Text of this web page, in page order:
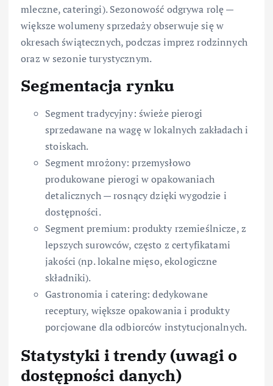
mleczne, cateringi). Sezonowość odgrywa rolę —
większe wolumeny sprzedaży obserwuje się w
okresach świątecznych, podczas imprez rodzinnych
oraz w sezonie turystycznym.
Segmentacja rynku
Segment tradycyjny: świeże pierogi
sprzedawane na wagę w lokalnych zakładach i
stoiskach.
Segment mrożony: przemysłowo
produkowane pierogi w opakowaniach
detalicznych — rosnący dzięki wygodzie i
dostępności.
Segment premium: produkty rzemieślnicze, z
lepszych surowców, często z certyfikatami
jakości (np. lokalne mięso, ekologiczne
składniki).
Gastronomia i catering: dedykowane
receptury, większe opakowania i produkty
porcjowane dla odbiorców instytucjonalnych.
Statystyki i trendy (uwagi o
dostępności danych)